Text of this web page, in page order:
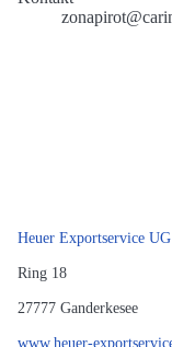
Heuer Exportservice
Ring 18
27777 Ganderkesee
www.heuer-